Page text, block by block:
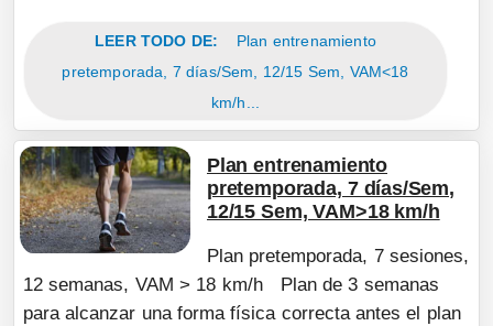
LEER TODO DE: Plan entrenamiento
pretemporada, 7 días/Sem, 12/15 Sem, VAM<18
km/h...
Plan entrenamiento
pretemporada, 7 días/Sem,
12/15 Sem, VAM>18 km/h
Plan pretemporada, 7 sesiones,
12 semanas, VAM > 18 km/h Plan de 3 semanas
para alcanzar una forma física correcta antes el plan